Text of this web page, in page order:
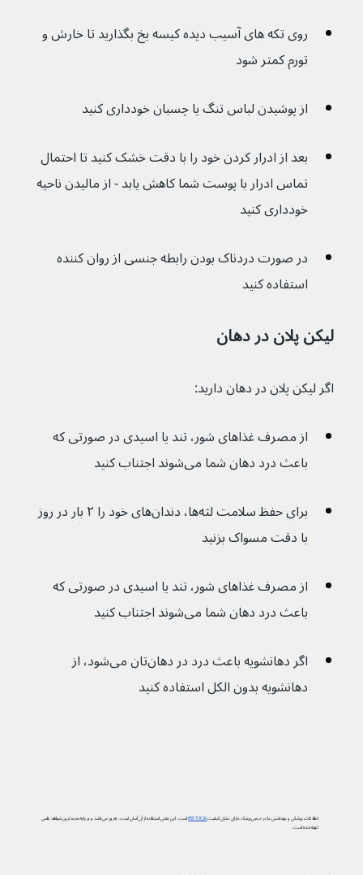
روی تکه های آسیب دیده کیسه یخ بگذارید تا خارش و
تورم کمتر شود
از پوشیدن لباس تنگ یا چسبان خودداری کنید
بعد از ادرار کردن خود را با دقت خشک کنید تا احتمال
تماس ادرار با پوست شما کاهش یابد - از مالیدن ناحیه
خودداری کنید
در صورت دردناک بودن رابطه جنسی از روان کننده
استفاده کنید
لیکن پلان در دهان
اگر لیکن پلان در دهان دارید:
از مصرف غذاهای شور، تند یا اسیدی در صورتی که
باعث درد دهان شما می‌شوند اجتناب کنید
برای حفظ سلامت لثه‌ها، دندان‌های خود را ۲ بار در روز
با دقت مسواک بزنید
از مصرف غذاهای شور، تند یا اسیدی در صورتی که
باعث درد دهان شما می‌شوند اجتناب کنید
اگر دهانشویه باعث درد در دهان‌تان می‌شود، از
دهانشویه بدون الکل استفاده کنید
اطلاعات پزشکی و بهداشتی ما در دیجی‌پزشک دارای نشان کیفیتPIF TICKاست. این یعنی استفاده از آن آسان است، به‌روز می‌باشد و بر پایه جدیدترین شواهد علمی
تهیه شده است.